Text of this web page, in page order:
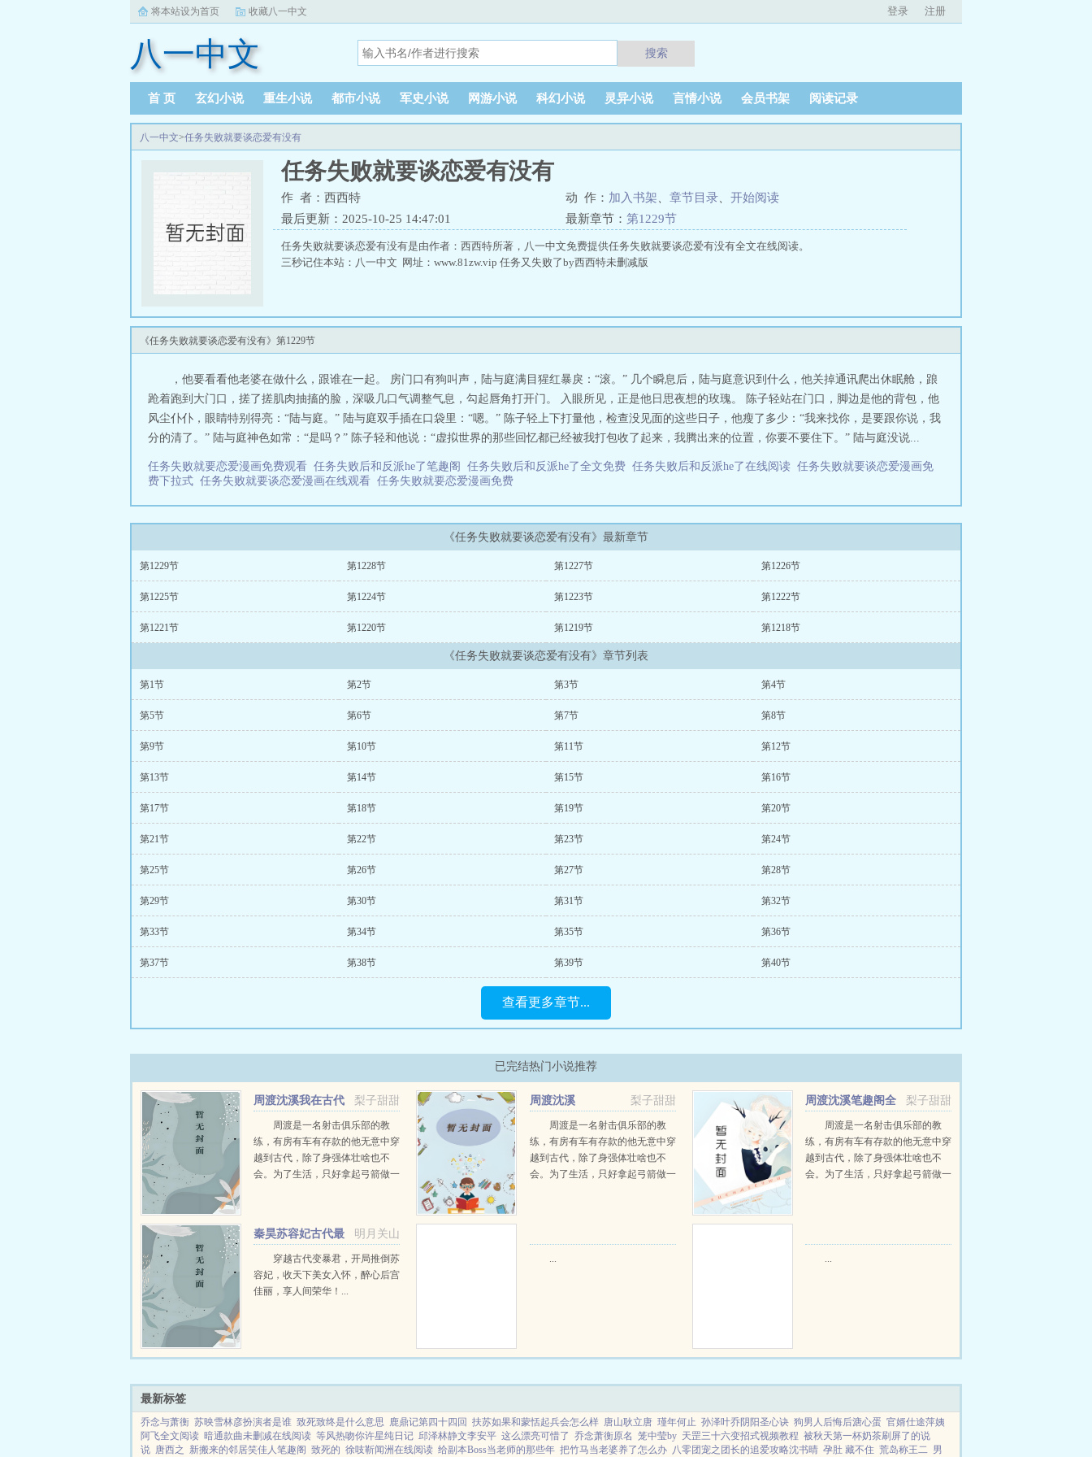
将本站设为首页 收藏八一中文 登录 注册
八一中文 搜索
首 页 玄幻小说 重生小说 都市小说 军史小说 网游小说 科幻小说 灵异小说 言情小说 会员书架 阅读记录
八一中文>任务失败就要谈恋爱有没有
任务失败就要谈恋爱有没有
作 者：西西特 动 作： 加入书架 章节目录
开始阅读
最后更新：2025-10-25 14:47:01
最新章节： 第1229节
任务失败就要谈恋爱有没有是由作者：西西特所著，八一中文免费提供任务失败就要谈恋爱有没有全文在线阅读。
三秒记住本站：八一中文 网址：www.81zw.vip 任务又失败了by西西特未删减版
《任务失败就要谈恋爱有没有》第1229节
，他要看看他老婆在做什么，跟谁在一起。 房门口有狗叫声，陆与庭满目猩红暴戾：“滚。” 几个瞬息后，陆与庭意识到什么，他关掉通讯爬出休眠舱，踉
跄着跑到大门口，搓了搓肌肉抽搐的脸，深吸几口气调整气息，勾起唇角打开门。 入眼所见，正是他日思夜想的玫瑰。 陈子轻站在门口，脚边是他的背包，他
风尘仆仆，眼睛特别得亮：“陆与庭。” 陆与庭双手插在口袋里：“嗯。” 陈子轻上下打量他，检查没见面的这些日子，他瘦了多少：“我来找你，是要跟你说，我
分的清了。” 陆与庭神色如常：“是吗？” 陈子轻和他说：“虚拟世界的那些回忆都已经被我打包收了起来，我腾出来的位置，你要不要住下。” 陆与庭没说...
任务失败就要恋爱漫画免费观看 任务失败后和反派he了笔趣阁 任务失败后和反派he了全文免费 任务失败后和反派he了在线阅读 任务失败就要谈恋爱漫画免
费下拉式 任务失败就要谈恋爱漫画在线观看 任务失败就要恋爱漫画免费
《任务失败就要谈恋爱有没有》最新章节
第1229节 第1228节 第1227节 第1226节
第1225节 第1224节 第1223节 第1222节
第1221节 第1220节 第1219节 第1218节
《任务失败就要谈恋爱有没有》章节列表
第1节 第2节 第3节 第4节
第5节 第6节 第7节 第8节
第9节 第10节 第11节 第12节
第13节 第14节 第15节 第16节
第17节 第18节 第19节 第20节
第21节 第22节 第23节 第24节
第25节 第26节 第27节 第28节
第29节 第30节 第31节 第32节
第33节 第34节 第35节 第36节
第37节 第38节 第39节 第40节
查看更多章节...
已完结热门小说推荐
梨子甜甜
周渡沈溪我在古代
当猎户小说免费在线阅读
周渡是一名射击俱乐部的教
练，有房有车有存款的他无意中穿
越到古代，除了身强体壮啥也不
会。为了生活，只好拿起弓箭做一
渡看着山下的寥寥炊烟，以及那...
梨子甜甜
周渡沈溪
周渡是一名射击俱乐部的教
练，有房有车有存款的他无意中穿
越到古代，除了身强体壮啥也不
会。为了生活，只好拿起弓箭做一
梨子甜甜
周渡沈溪笔趣阁全
文免费阅读
周渡是一名射击俱乐部的教
练，有房有车有存款的他无意中穿
越到古代，除了身强体壮啥也不
会。为了生活，只好拿起弓箭做一
明月关山
秦昊苏容妃古代最
强昏君最新章节在线阅读
穿越古代变暴君，开局推倒苏
容妃，收天下美女入怀，醉心后宫
佳丽，享人间荣华！...
... ...
最新标签
乔念与萧衡 苏映雪林彦扮演者是谁 致死致终是什么意思 鹿鼎记第四十四回 扶苏如果和蒙恬起兵会怎么样 唐山耿立唐 瑾年何止 孙泽叶乔阴阳圣心诀 狗男人后悔后溏心蛋 官婿仕途萍姨
阿飞全文阅读 暗通款曲未删减在线阅读 等风热吻你许星纯日记 邱泽林静文李安平 这么漂亮可惜了 乔念萧衡原名 笼中莹by 天罡三十六变招式视频教程 被秋天第一杯奶茶刷屏了的说
说 唐西之 新搬来的邻居笑佳人笔趣阁 致死的 徐吱靳闻洲在线阅读 给副本Boss当老师的那些年 把竹马当老婆养了怎么办 八零团宠之团长的追爱攻略沈书晴 孕肚 藏不住 荒岛称王二 男